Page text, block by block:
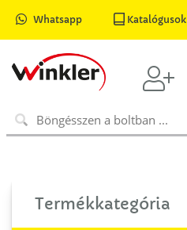
Whatsapp Katalógusok
Termékkategória